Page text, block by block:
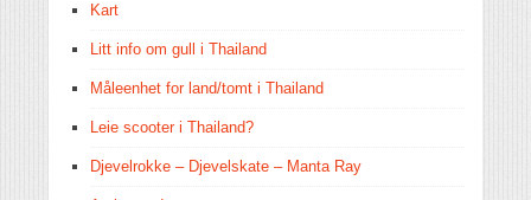
Kart
Litt info om gull i Thailand
Måleenhet for land/tomt i Thailand
Leie scooter i Thailand?
Djevelrokke – Djevelskate – Manta Ray